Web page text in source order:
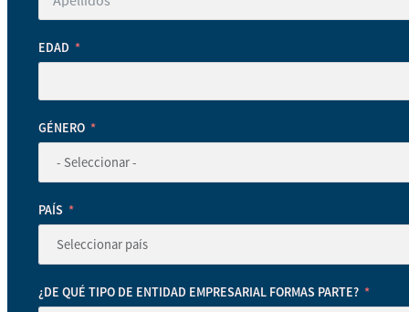
EDAD
GÉNERO
PAÍS
¿DE QUÉ TIPO DE ENTIDAD EMPRESARIAL FORMAS PARTE?